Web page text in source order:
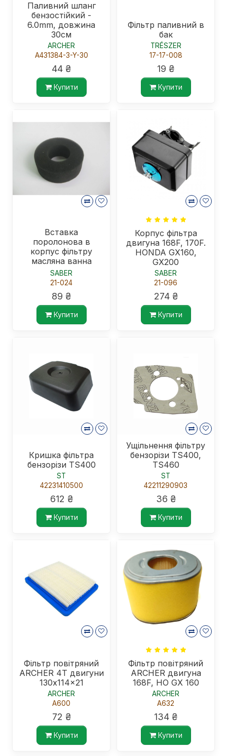
Паливний шланг
бензостійкий -
6.0mm, довжина
30см
ARCHER
A431384-3-Y-30
44 ₴
Купити
Фільтр паливний в
бак
TRÉSZER
17-17-008
19 ₴
Купити
Вставка
поролонова в
корпус фільтру
масляна ванна
двигуна 168F, Honda
GX 160
SABER
21-024
89 ₴
Купити
Корпус фільтра
двигуна 168F, 170F.
HONDA GX160,
GX200
SABER
21-096
274 ₴
Купити
Кришка фільтра
бензорізи TS400
ST
42231410500
612 ₴
Купити
Ущільнення фільтру
бензорізи TS400,
TS460
ST
42211290903
36 ₴
Купити
Фільтр повітряний
ARCHER 4Т двигуни
130x114x21
ARCHER
A600
72 ₴
Купити
Фільтр повітряний
ARCHER двигуна
168F, HO GX 160
ARCHER
A632
134 ₴
Купити